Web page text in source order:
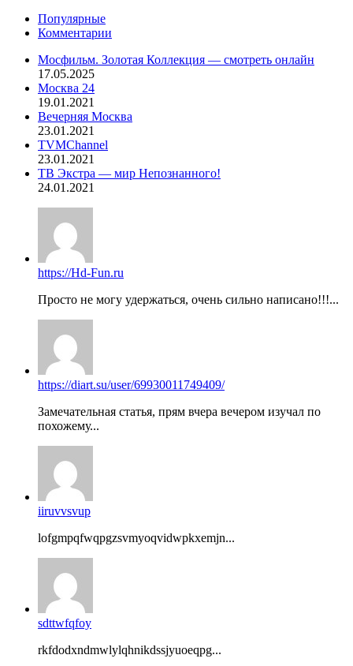
Популярные
Комментарии
Мосфильм. Золотая Коллекция — смотреть онлайн
17.05.2025
Москва 24
19.01.2021
Вечерняя Москва
23.01.2021
TVMChannel
23.01.2021
ТВ Экстра — мир Непознанного!
24.01.2021
https://Hd-Fun.ru
Просто не могу удержаться, очень сильно написано!!!...
https://diart.su/user/69930011749409/
Замечательная статья, прям вчера вечером изучал по
похожему...
iiruvvsvup
lofgmpqfwqpgzsvmyoqvidwpkxemjn...
sdttwfqfoy
rkfdodxndmwlylqhnikdssjyuoeqpg...